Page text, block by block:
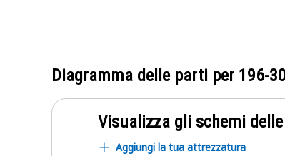
Diagramma delle parti per 196-
Visualizza gli schemi
Aggiungi la tua attrezzatura